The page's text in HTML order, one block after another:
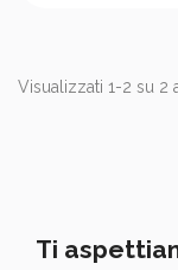
Visualizzati 1-2 su 2
Ti